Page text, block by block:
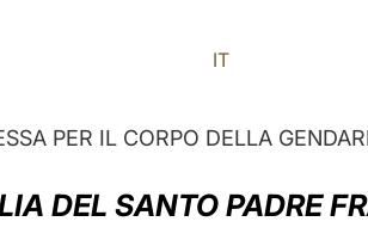
IT
PER IL CORPO DELLA
DEL SANTO PADRE